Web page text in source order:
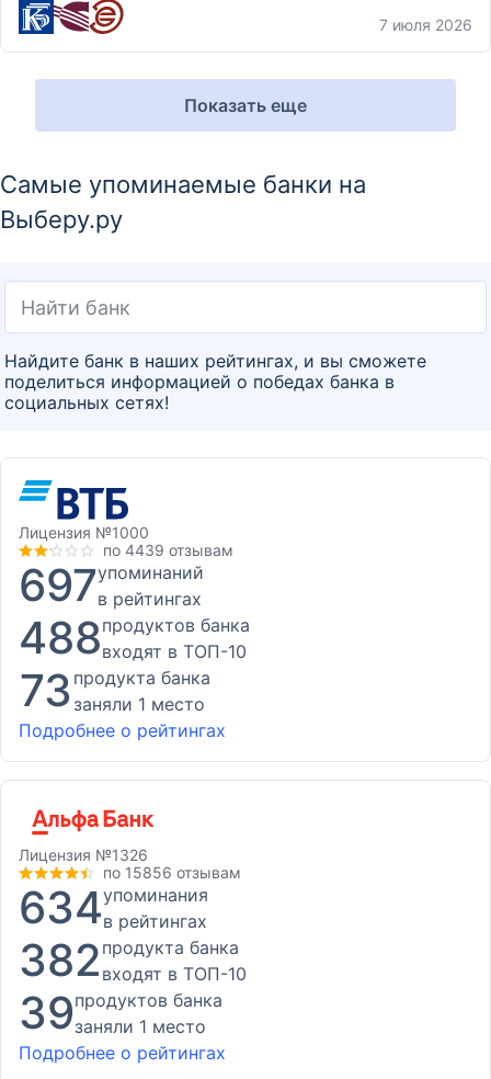
7 июля 2026
Показать еще
Самые упоминаемые банки на
Выберу.ру
Найдите банк в наших рейтингах, и вы сможете
поделиться информацией о победах банка в
социальных сетях!
Лицензия №1000
по 4439 отзывам
697упоминаний
в рейтингах
488продуктов банка
входят в ТОП-10
73 продукта банка
заняли 1 место
Подробнее о рейтингах
Лицензия №1326
по 15856 отзывам
634упоминания
в рейтингах
382 продукта банка
входят в ТОП-10
39продуктов банка
заняли 1 место
Подробнее о рейтингах